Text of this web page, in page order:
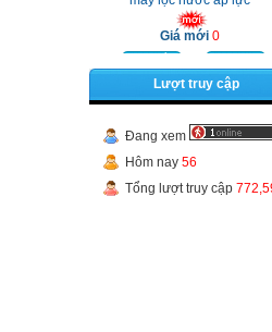
Giá mới 0
Chi tiết Mua hàng
may loc nuoc
Lượt truy cập
Đang xem
Hôm nay 56
Tổng lượt truy cập